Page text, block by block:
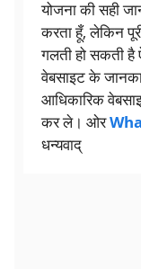
योजना की सही
करता हूँ, लेकिन
गलती हो सकती
वेबसाइट के
आधिकारिक
कर ले। ओर
धन्यवाद्